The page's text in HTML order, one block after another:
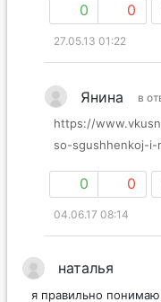
0 0
27.05.13 01:22
Янина в
https://
so-sgushhenkoj-i-
0 0
04.06.17 08:14
наталья
я правильно